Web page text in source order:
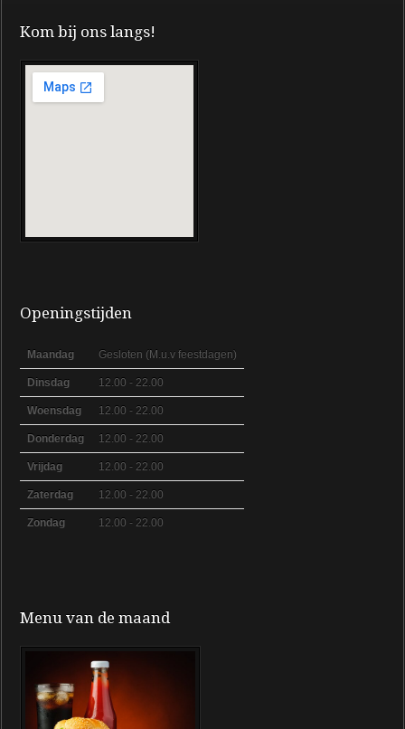
Kom bij ons langs!
Openingstijden
Maandag Gesloten (M.u.v feestdagen)
Dinsdag 12.00 - 22.00
Woensdag 12.00 - 22.00
Donderdag 12.00 - 22.00
Vrijdag 12.00 - 22.00
Zaterdag 12.00 - 22.00
Zondag 12.00 - 22.00
Menu van de maand